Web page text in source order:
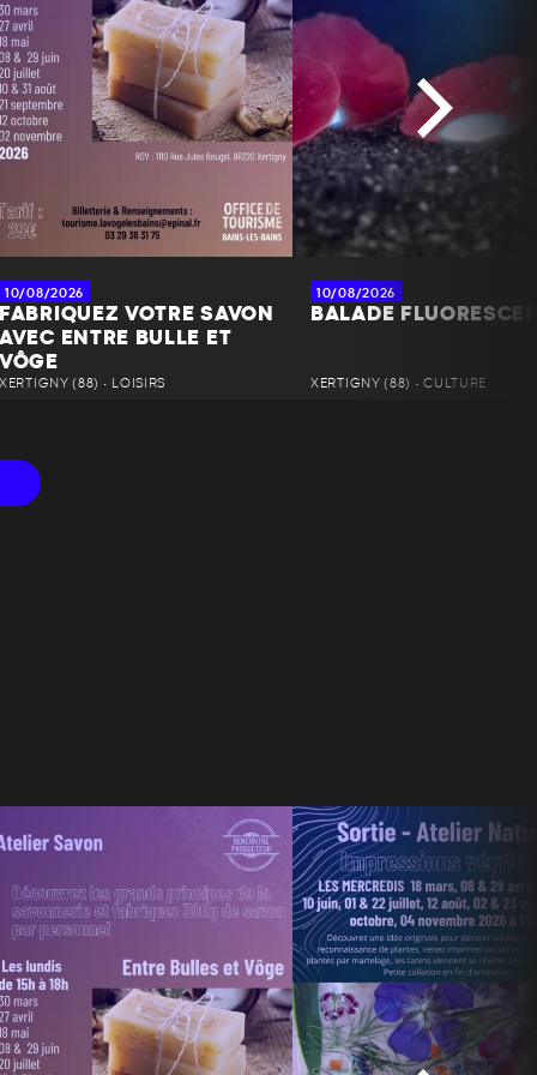
10/08/2026
FABRIQUEZ VOTRE SAVON
AVEC ENTRE BULLE ET
VÔGE
XERTIGNY (88) • LOISIRS
10/08/2026
BALADE
XERTIGNY (88) • CULTURE